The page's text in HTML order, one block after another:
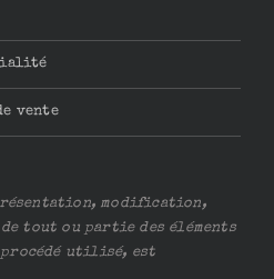
vente
modification,
tout ou partie des éléments
utilisé, est